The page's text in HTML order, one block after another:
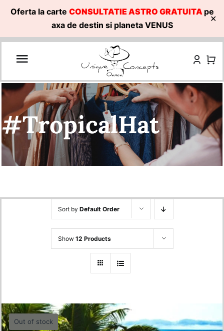
Oferta la carte CONSULTATIE ASTRO GRATUITA pe
axa de destin si planeta VENUS
✕
Skip
#TropicalHat
Sort by Default Order
Show 12 Products
Out of stock